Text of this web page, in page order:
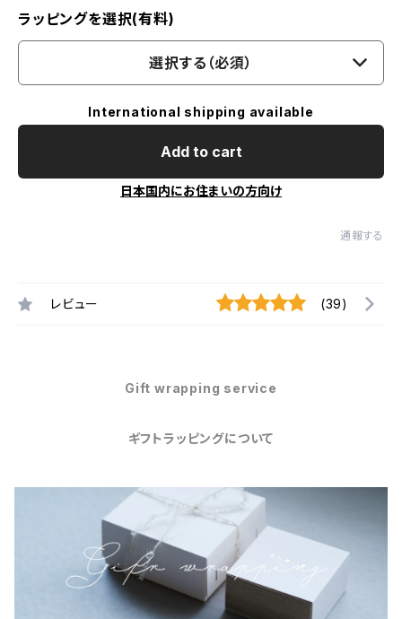
ラッピングを選択(有料)
選択する（必須）
International shipping available
Add to cart
日本国内にお住まいの方向け
通報する
レビュー (39)
Gift wrapping service
ギフトラッピングについて